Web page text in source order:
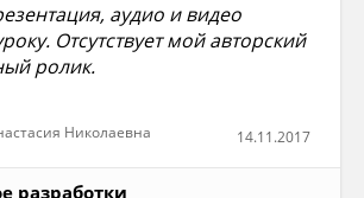
аудио и видео
Отсутствует мой авторский
ролик.
Николаевна 14.11.2017
разработки